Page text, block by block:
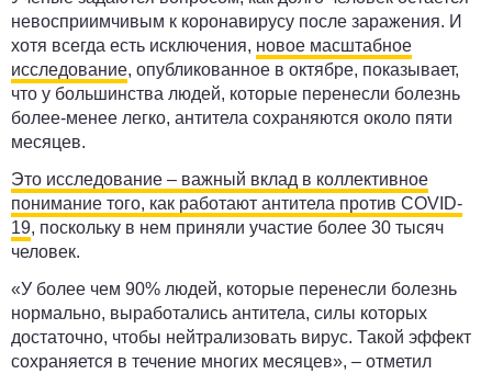
невосприимчивым к коронавирусу после заражения. И
хотя всегда есть исключения, новое масштабное
исследование, опубликованное в октябре, показывает,
что у большинства людей, которые перенесли болезнь
более-менее легко, антитела сохраняются около пяти
месяцев.
Это исследование – важный вклад в коллективное
понимание того, как работают антитела против COVID-
19, поскольку в нем приняли участие более 30 тысяч
человек.
«У более чем 90% людей, которые перенесли болезнь
нормально, выработались антитела, силы которых
достаточно, чтобы нейтрализовать вирус. Такой эффект
сохраняется в течение многих месяцев», – отметил